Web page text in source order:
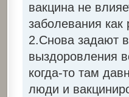
вакцина не
заболевания как
2.Снова задают
выздоровления
когда-то там
люди и